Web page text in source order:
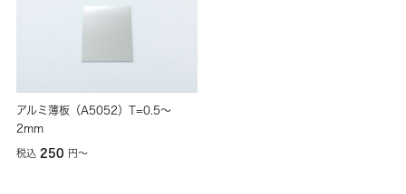
アルミ薄板（A5052）T=0.5～
2mm
税込 250 円〜